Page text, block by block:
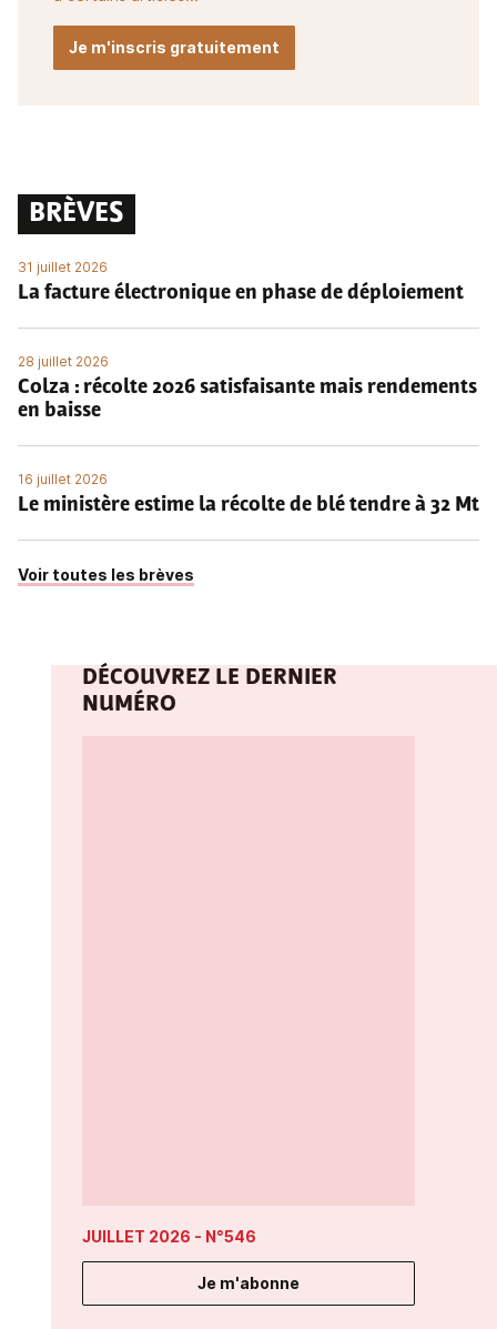
Je m'inscris gratuitement
BRÈVES
31 juillet 2026
La facture électronique en phase de déploiement
28 juillet 2026
Colza : récolte 2026 satisfaisante mais rendements
en baisse
16 juillet 2026
Le ministère estime la récolte de blé tendre à 32 Mt
Voir toutes les brèves
DÉCOUVREZ LE DERNIER
NUMÉRO
JUILLET 2026 - N°546
Je m'abonne